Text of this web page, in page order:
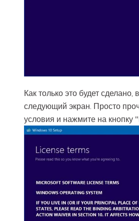
Как только это будет сделано,
следующий экран. Просто
условия и нажмите на кнопку